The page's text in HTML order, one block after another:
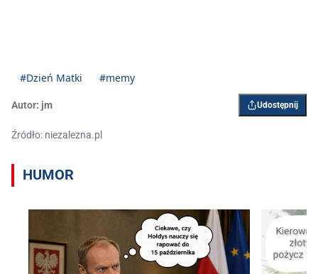
#Dzień Matki #memy
Autor: jm Udostępnij
Źródło: niezalezna.pl
HUMOR